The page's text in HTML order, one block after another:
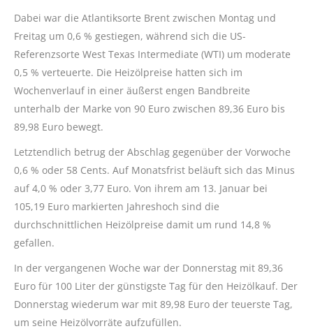
Dabei war die Atlantiksorte Brent zwischen Montag und
Freitag um 0,6 % gestiegen, während sich die US-
Referenzsorte West Texas Intermediate (WTI) um moderate
0,5 % verteuerte. Die Heizölpreise hatten sich im
Wochenverlauf in einer äußerst engen Bandbreite
unterhalb der Marke von 90 Euro zwischen 89,36 Euro bis
89,98 Euro bewegt.
Letztendlich betrug der Abschlag gegenüber der Vorwoche
0,6 % oder 58 Cents. Auf Monatsfrist beläuft sich das Minus
auf 4,0 % oder 3,77 Euro. Von ihrem am 13. Januar bei
105,19 Euro markierten Jahreshoch sind die
durchschnittlichen Heizölpreise damit um rund 14,8 %
gefallen.
In der vergangenen Woche war der Donnerstag mit 89,36
Euro für 100 Liter der günstigste Tag für den Heizölkauf. Der
Donnerstag wiederum war mit 89,98 Euro der teuerste Tag,
um seine Heizölvorräte aufzufüllen.